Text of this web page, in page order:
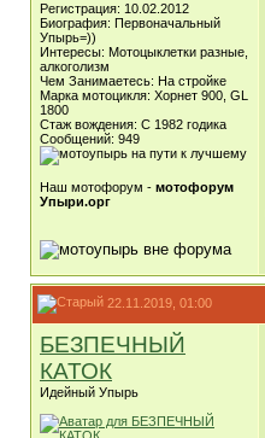
Регистрация: 10.02.2012
Биография: Первоначальный
Упырь=))
Интересы: Мотоцыклетки разные,
алкоголизм
Чем Занимаетесь: На стройке
Марка мотоцикля: Хорнет 900, GL
1800
Стаж вождения: С 1982 годика
Сообщений: 949
Наш мотофорум - мотофорум
Упыри.орг
22.11.2019, 01:00
БЕЗПЕЧНЫЙ
КАТОК
Идейный Упырь